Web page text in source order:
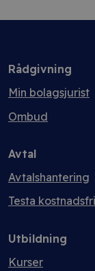
Rådgivning
Min bolagsjurist
Ombud
Avtal
Avtalshantering
Testa
Utbildning
Kurser